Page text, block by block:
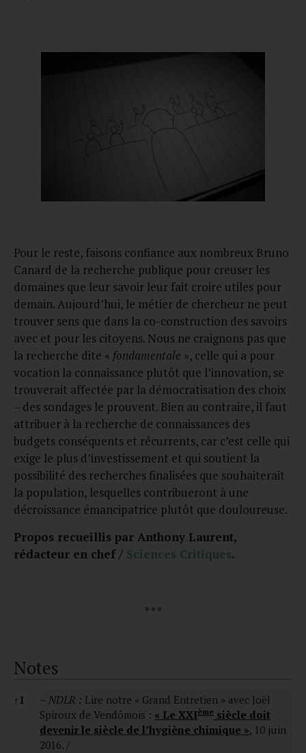
Pour le reste, faisons confiance aux nombreux Bruno
Canard de la recherche publique pour creuser les
domaines que leur savoir leur fait croire utiles pour
demain. Aujourd’hui, le métier de chercheur ne peut
trouver sens que dans la co-construction des savoirs
avec et pour les citoyens. Nous ne craignons pas que
la recherche dite « fondamentale », celle qui a pour
vocation la connaissance plutôt que l’innovation, se
trouverait affectée par la démocratisation des choix
– des sondages le prouvent. Bien au contraire, il faut
attribuer à la recherche de connaissances des
budgets conséquents et récurrents, car c’est celle qui
exige le plus d’investissement et qui soutient la
possibilité des recherches finalisées que souhaiterait
la population, lesquelles contribueront à une
décroissance émancipatrice plutôt que douloureuse.
Propos recueillis par Anthony Laurent,
rédacteur en chef / Sciences Critiques.
* * *
Notes
Notes
↑ 1 – NDLR : Lire notre « Grand Entretien » avec Joël
Spiroux de Vendômois : « Le XXIème siècle doit
devenir le siècle de l’hygiène chimique », 10 juin
2016. /